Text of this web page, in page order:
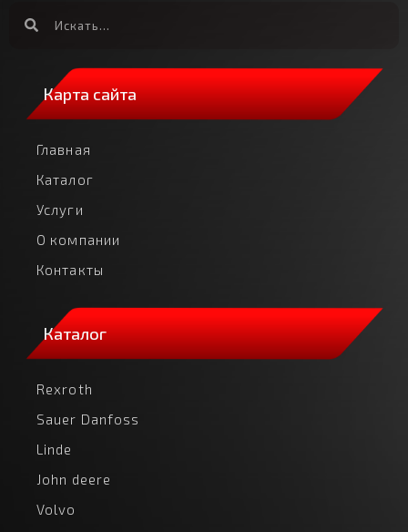
Карта сайта
Главная
Каталог
Услуги
О компании
Контакты
Каталог
Rexroth
Sauer Danfoss
Linde
John deere
Volvo